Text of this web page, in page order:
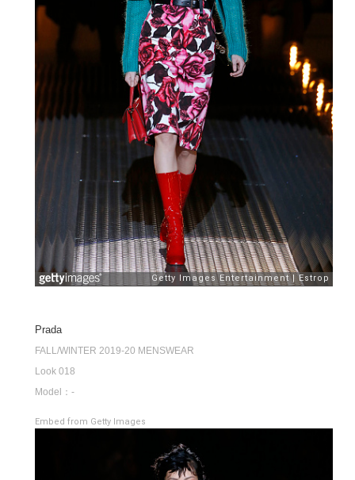
Prada
FALL/WINTER 2019-20 MENSWEAR
Look 018
Model：-
Embed from Getty Images